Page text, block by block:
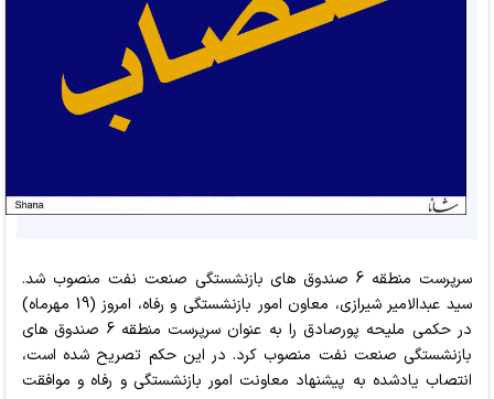
سرپرست منطقه 6 صندوق های بازنشستگی صنعت نفت منصوب شد.
سید عبدالامیر شیرازی، معاون امور بازنشستگی و رفاه، امروز (19 مهرماه)
در حکمی ملیحه پورصادق را به عنوان سرپرست منطقه 6 صندوق های
بازنشستگی صنعت نفت منصوب کرد. در این حکم تصریح شده است،
انتصاب یادشده به پیشنهاد معاونت امور بازنشستگی و رفاه و موافقت